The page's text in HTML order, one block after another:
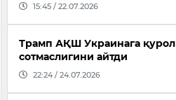
15:45 / 22.07.2026
Трамп АҚШ Украинага қурол
сотмаслигини айтди
22:24 / 24.07.2026